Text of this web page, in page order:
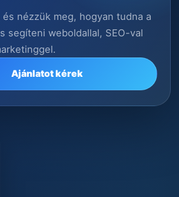
és nézzük meg, hogyan tudna a
segíteni weboldallal, SEO-val
Ajánlatot kérek